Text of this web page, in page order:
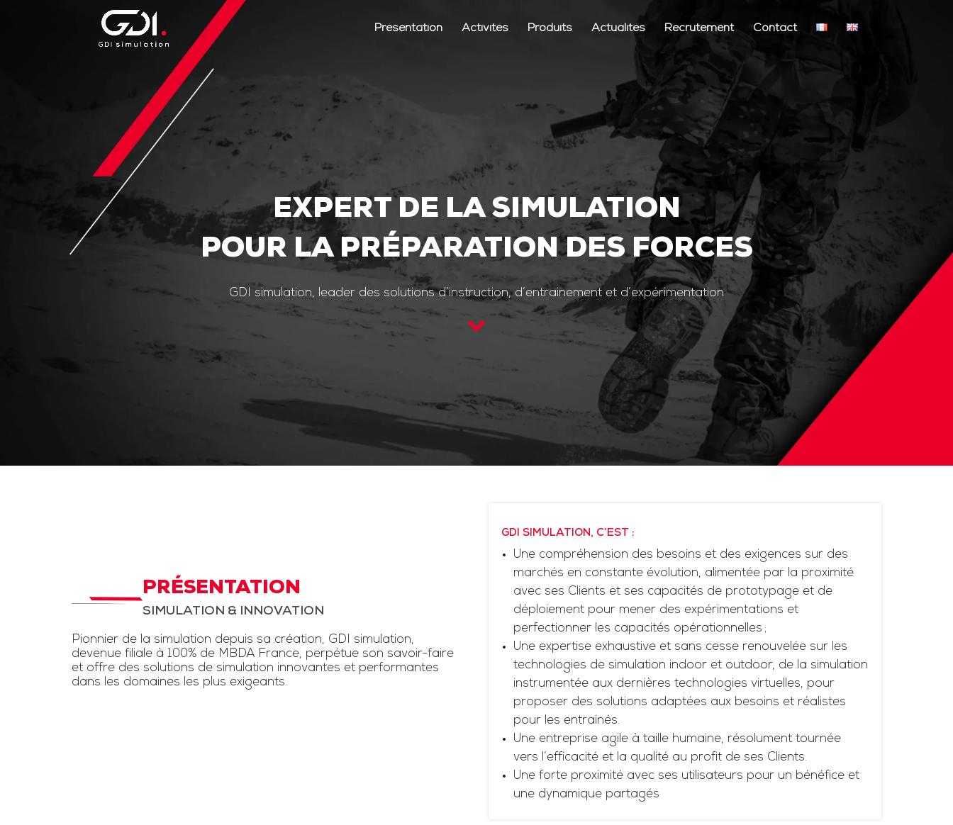
Présentation Activités Produits Actualités Recrutement Contact
EXPERT DE LA SIMULATION
POUR LA PRÉPARATION DES FORCES
GDI simulation, leader des solutions d’instruction, d’entrainement et d’expérimentation
PRÉSENTATION
SIMULATION & INNOVATION
Pionnier de la simulation depuis sa création, GDI simulation,
devenue filiale à 100% de MBDA France, perpétue son savoir-faire
et offre des solutions de simulation innovantes et performantes
dans les domaines les plus exigeants.
GDI SIMULATION, C’EST :
Une compréhension des besoins et des exigences sur des
marchés en constante évolution, alimentée par la proximité
avec ses Clients et ses capacités de prototypage et de
déploiement pour mener des expérimentations et
perfectionner les capacités opérationnelles ;
Une expertise exhaustive et sans cesse renouvelée sur les
technologies de simulation indoor et outdoor, de la simulation
instrumentée aux dernières technologies virtuelles, pour
proposer des solutions adaptées aux besoins et réalistes
pour les entrainés.
Une entreprise agile à taille humaine, résolument tournée
vers l’efficacité et la qualité au profit de ses Clients.
Une forte proximité avec ses utilisateurs pour un bénéfice et
une dynamique partagés